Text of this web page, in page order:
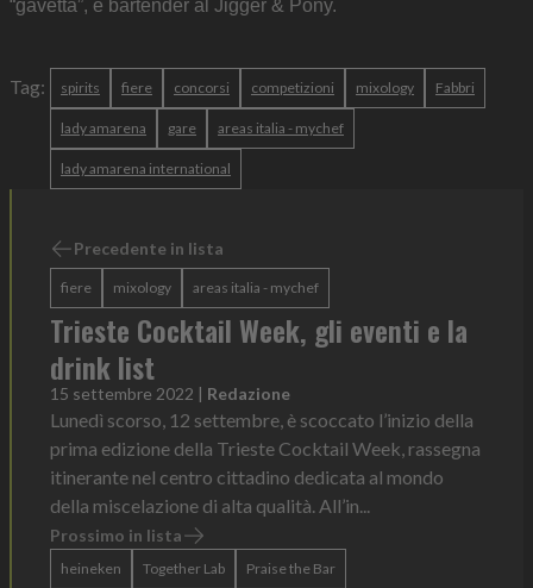
“gavetta”, è bartender al Jigger & Pony.
Tag: spirits fiere concorsi competizioni mixology Fabbri
lady amarena gare areas italia - mychef
lady amarena international
Precedente in lista
fiere mixology areas italia - mychef
Trieste Cocktail Week, gli eventi e la
drink list
15 settembre 2022 | Redazione
Lunedì scorso, 12 settembre, è scoccato l’inizio della
prima edizione della Trieste Cocktail Week, rassegna
itinerante nel centro cittadino dedicata al mondo
della miscelazione di alta qualità. All’in...
Prossimo in lista
heineken Together Lab Praise the Bar